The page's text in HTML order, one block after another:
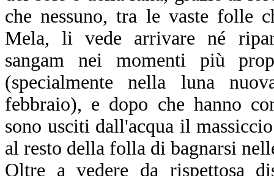
che nessuno, tra le vaste folle
Mela, li vede arrivare né
sangam nei momenti più
(specialmente nella luna
febbraio), e dopo che hanno
sono usciti dall'acqua il
al resto della folla di bagnarsi
Oltre a vedere da rispettosa